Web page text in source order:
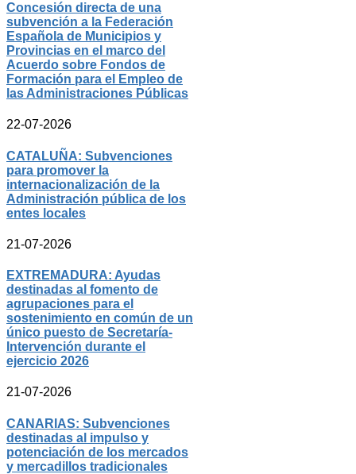
Concesión directa de una
subvención a la Federación
Española de Municipios y
Provincias en el marco del
Acuerdo sobre Fondos de
Formación para el Empleo de
las Administraciones Públicas
22-07-2026
CATALUÑA: Subvenciones
para promover la
internacionalización de la
Administración pública de los
entes locales
21-07-2026
EXTREMADURA: Ayudas
destinadas al fomento de
agrupaciones para el
sostenimiento en común de un
único puesto de Secretaría-
Intervención durante el
ejercicio 2026
21-07-2026
CANARIAS: Subvenciones
destinadas al impulso y
potenciación de los mercados
y mercadillos tradicionales